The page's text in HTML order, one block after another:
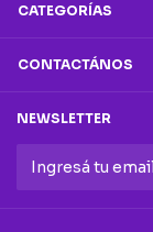
CATEGORÍAS
CONTACTÁNOS
NEWSLETTER